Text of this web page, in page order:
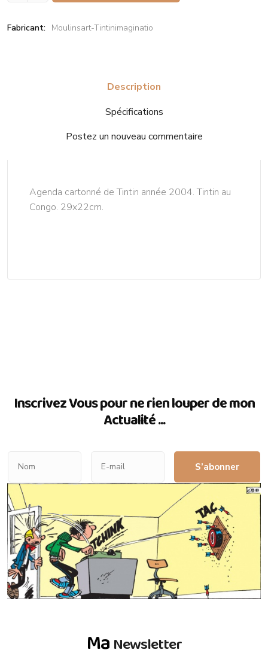
Fabricant: Moulinsart-Tintinimaginatio
Description
Spécifications
Postez un nouveau commentaire
Agenda cartonné de Tintin année 2004. Tintin au
Congo. 29x22cm.
Inscrivez Vous pour ne rien louper de mon
Actualité ...
S’abonner
Ma Newsletter